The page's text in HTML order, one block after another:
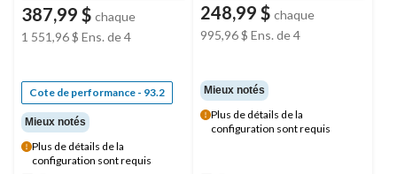
387,99 $ chaque
1 551,96 $ Ens. de 4
Cote de performance - 93.2
Mieux notés
Plus de détails de la
configuration sont requis
248,99 $ chaque
995,96 $ Ens. de 4
Mieux notés
Plus de détails de la
configuration sont requis